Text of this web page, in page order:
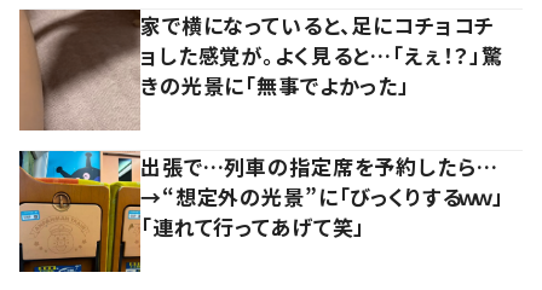
家で横になっていると、足にコチョコチ
ョした感覚が。よく見ると…「えぇ！？」驚
きの光景に「無事でよかった」
出張で…列車の指定席を予約したら…
→“想定外の光景”に「びっくりするｗｗ」
「連れて行ってあげて笑」